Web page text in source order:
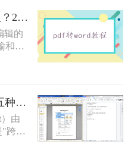
现
等问
PDF转Word怎么保留原排版？2种方法对比：Adobe Acrobat DC与专业转换软件实测
辑的
和存
容
需
怎
种方
能保
怎么将pdf转word？看看这五种转换方法！
）由
"跨设
备
点